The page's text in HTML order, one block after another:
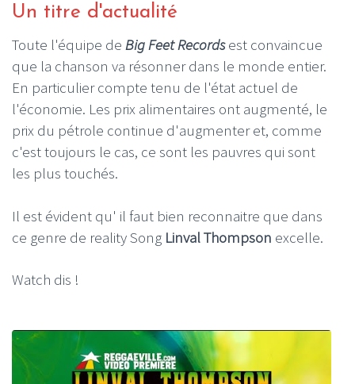
Un titre d'actualité
Toute l'équipe de Big Feet Recordsest convaincue
que la chanson va résonner dans le monde entier.
En particulier compte tenu de l'état actuel de
l'économie. Les prix alimentaires ont augmenté, le
prix du pétrole continue d'augmenter et, comme
c'est toujours le cas, ce sont les pauvres qui sont
les plus touchés.
Il est évident qu' il faut bien reconnaitre que dans
ce genre de reality Song Linval Thompson excelle.
Watch dis !